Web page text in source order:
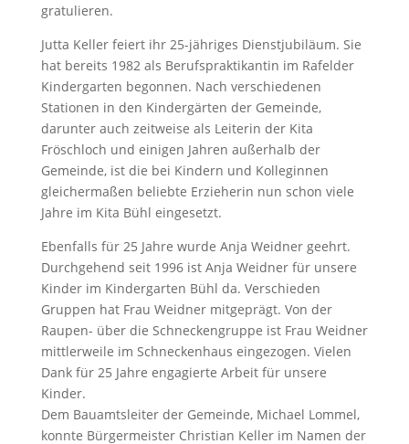
gratulieren.
Jutta Keller feiert ihr 25-jähriges Dienstjubiläum. Sie
hat bereits 1982 als Berufspraktikantin im Rafelder
Kindergarten begonnen. Nach verschiedenen
Stationen in den Kindergärten der Gemeinde,
darunter auch zeitweise als Leiterin der Kita
Fröschloch und einigen Jahren außerhalb der
Gemeinde, ist die bei Kindern und Kolleginnen
gleichermaßen beliebte Erzieherin nun schon viele
Jahre im Kita Bühl eingesetzt.
Ebenfalls für 25 Jahre wurde Anja Weidner geehrt.
Durchgehend seit 1996 ist Anja Weidner für unsere
Kinder im Kindergarten Bühl da. Verschieden
Gruppen hat Frau Weidner mitgeprägt. Von der
Raupen- über die Schneckengruppe ist Frau Weidner
mittlerweile im Schneckenhaus eingezogen. Vielen
Dank für 25 Jahre engagierte Arbeit für unsere
Kinder.
Dem Bauamtsleiter der Gemeinde, Michael Lommel,
konnte Bürgermeister Christian Keller im Namen der